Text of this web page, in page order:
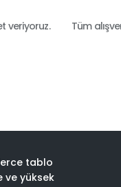
veriyoruz.
Tüm
tablo
ve yüksek